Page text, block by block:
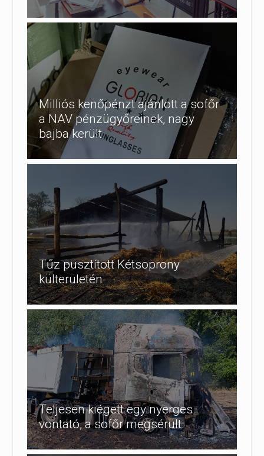
Milliós kenőpénzt ajánlott a sofőr
a NAV pénzügyőreinek, nagy
bajba került
Tűz pusztított Kétsoprony
külterületén
Teljesen kiégett egy nyerges
vontató, a sofőr megsérült